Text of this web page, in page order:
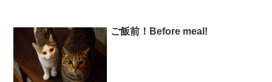
ご飯前！Before meal!